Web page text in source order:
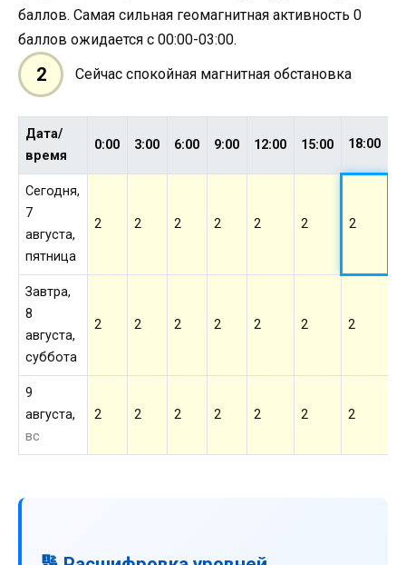
баллов. Самая сильная геомагнитная активность 0
баллов ожидается с 00:00-03:00.
2 Сейчас спокойная магнитная обстановка
Дата/
время
0:00 3:00 6:00 9:00 12:00 15:00 18:00
Сегодня,
7
августа,
пятница
2 2 2 2 2 2 2
Завтра,
8
августа,
суббота
2 2 2 2 2 2 2
9
августа,
вс
2 2 2 2 2 2 2